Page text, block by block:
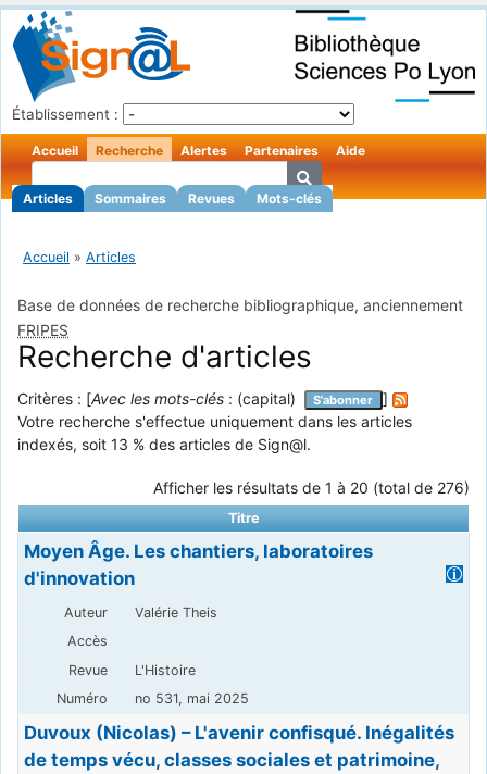
Établissement :
Accueil Recherche
Articles Sommaires Revues Mots-clés
Alertes Partenaires Aide
Accueil » Articles
Base de données de recherche bibliographique, anciennement
FRIPES
Recherche d'articles
Critères : [Avec les mots-clés : (capital) S'abonner
]
Votre recherche s'effectue uniquement dans les articles
indexés, soit 13 % des articles de Sign@l.
Afficher les résultats de 1 à 20 (total de 276)
Titre
Moyen Âge. Les chantiers, laboratoires
d'innovation
Valérie Theis
L'Histoire
no 531, mai 2025
Duvoux (Nicolas) – L'avenir confisqué. Inégalités
de temps vécu, classes sociales et patrimoine,